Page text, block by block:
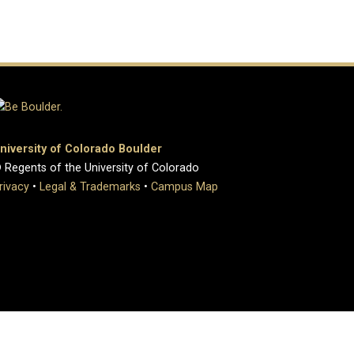
of Colorado Boulder
of the University of Colorado
• Legal & Trademarks • Campus Map